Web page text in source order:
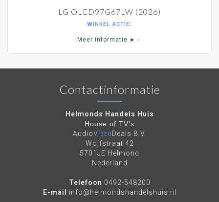
LG OLED97G67LW (2026)
winkel actie:
Meer informatie ► ►
Contactinformatie
Helmonds Handels Huis
House of TV's
AudioVideoDeals B.V.
Wolfstraat 42
5701JE Helmond
Nederland
Telefoon 0492-548200
E-mail
info@helmondshandelshuis.nl